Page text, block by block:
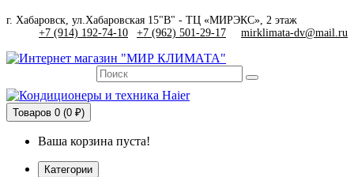
г. Хабаровск, ул.Хабаровская 15"В" - ТЦ «МИРЭКС», 2 этаж
+7 (914) 192-74-10
+7 (962) 501-29-17 mirklimata-dv@mail.ru
Товаров 0 (0 ₽)
Ваша корзина пуста!
Категории